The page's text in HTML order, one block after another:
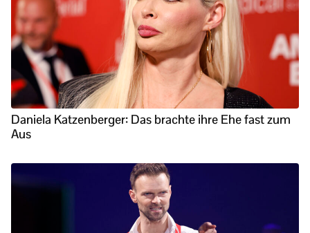
Daniela Katzenberger: Das brachte ihre Ehe fast zum
Aus